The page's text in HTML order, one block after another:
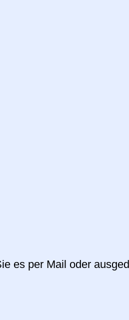
es per Mail oder